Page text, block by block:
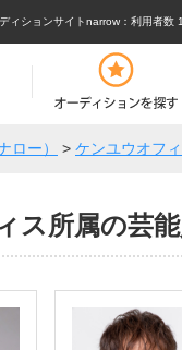
ィションサイトnarrow ：利用者数
ロー） > ケンユウオフ
ス所属の芸